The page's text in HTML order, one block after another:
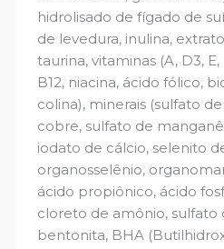
hidrolisado de fígado de
de levedura, inulina,
taurina, vitaminas (A, D3, E,
B12, niacina, ácido fólico,
colina), minerais (sulfato
cobre, sulfato de
iodato de cálcio, selenito
organosselênio,
ácido propiônico, ácido
cloreto de amônio, sulfato
bentonita, BHA